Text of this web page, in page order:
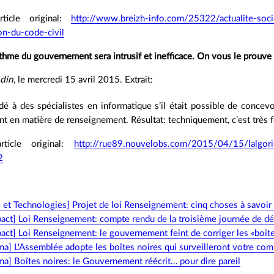
original:
http://www.breizh-info.com/25322/actualite-
du-code-civil
du gouvernement sera intrusif et inefficace. On vous le prouve
, le mercredi 15 avril 2015. Extrait:
à des spécialistes en informatique s’il était possible de
en matière de renseignement. Résultat: techniquement, c’est très
original:
http://rue89.nouvelobs.com/2015/04/15/
et Technologies] Projet de loi Renseignement: cinq choses à
Loi Renseignement: compte rendu de la troisième journée de
Loi Renseignement: le gouvernement feint de corriger les
L'Assemblée adopte les boîtes noires qui surveilleront votre
Boîtes noires: le Gouvernement réécrit… pour dire pareil